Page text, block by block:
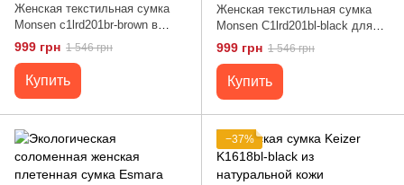
Женская текстильная сумка
Monsen c1lrd201br-brown в
городском стиле Тайвань
999 грн 1 546 грн
Купить
Женская текстильная сумка
Monsen C1lrd201bl-black для
путешествий Тайвань средний
размер
999 грн 1 546 грн
Купить
−37%